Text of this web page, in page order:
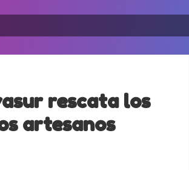
rescata los
artesanos